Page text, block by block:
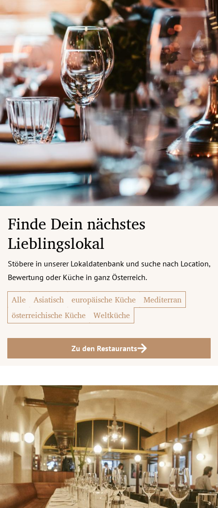
Finde Dein nächstes
Lieblingslokal
Stöbere in unserer Lokaldatenbank und suche nach Location,
Bewertung oder Küche in ganz Österreich.
Alle Asiatisch europäische Küche
Mediterran
österreichische Küche
Weltküche
Zu den Restaurants